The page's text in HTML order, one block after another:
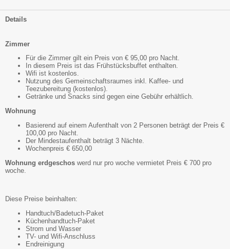
Details
Zimmer
Für die Zimmer gilt ein Preis von € 95,00 pro Nacht.
In diesem Preis ist das Frühstücksbuffet enthalten.
Wifi ist kostenlos.
Nutzung des Gemeinschaftsraumes inkl. Kaffee- und
Teezubereitung (kostenlos).
Getränke und Snacks sind gegen eine Gebühr erhältlich.
Wohnung
Basierend auf einem Aufenthalt von 2 Personen beträgt der Preis €
100,00 pro Nacht.
Der Mindestaufenthalt beträgt 3 Nächte.
Wochenpreis € 650,00
Wohnung erdgeschos werd nur pro woche vermietet Preis € 700 pro
woche.
Diese Preise beinhalten:
Handtuch/Badetuch-Paket
Küchenhandtuch-Paket
Strom und Wasser
TV- und Wifi-Anschluss
Endreinigung